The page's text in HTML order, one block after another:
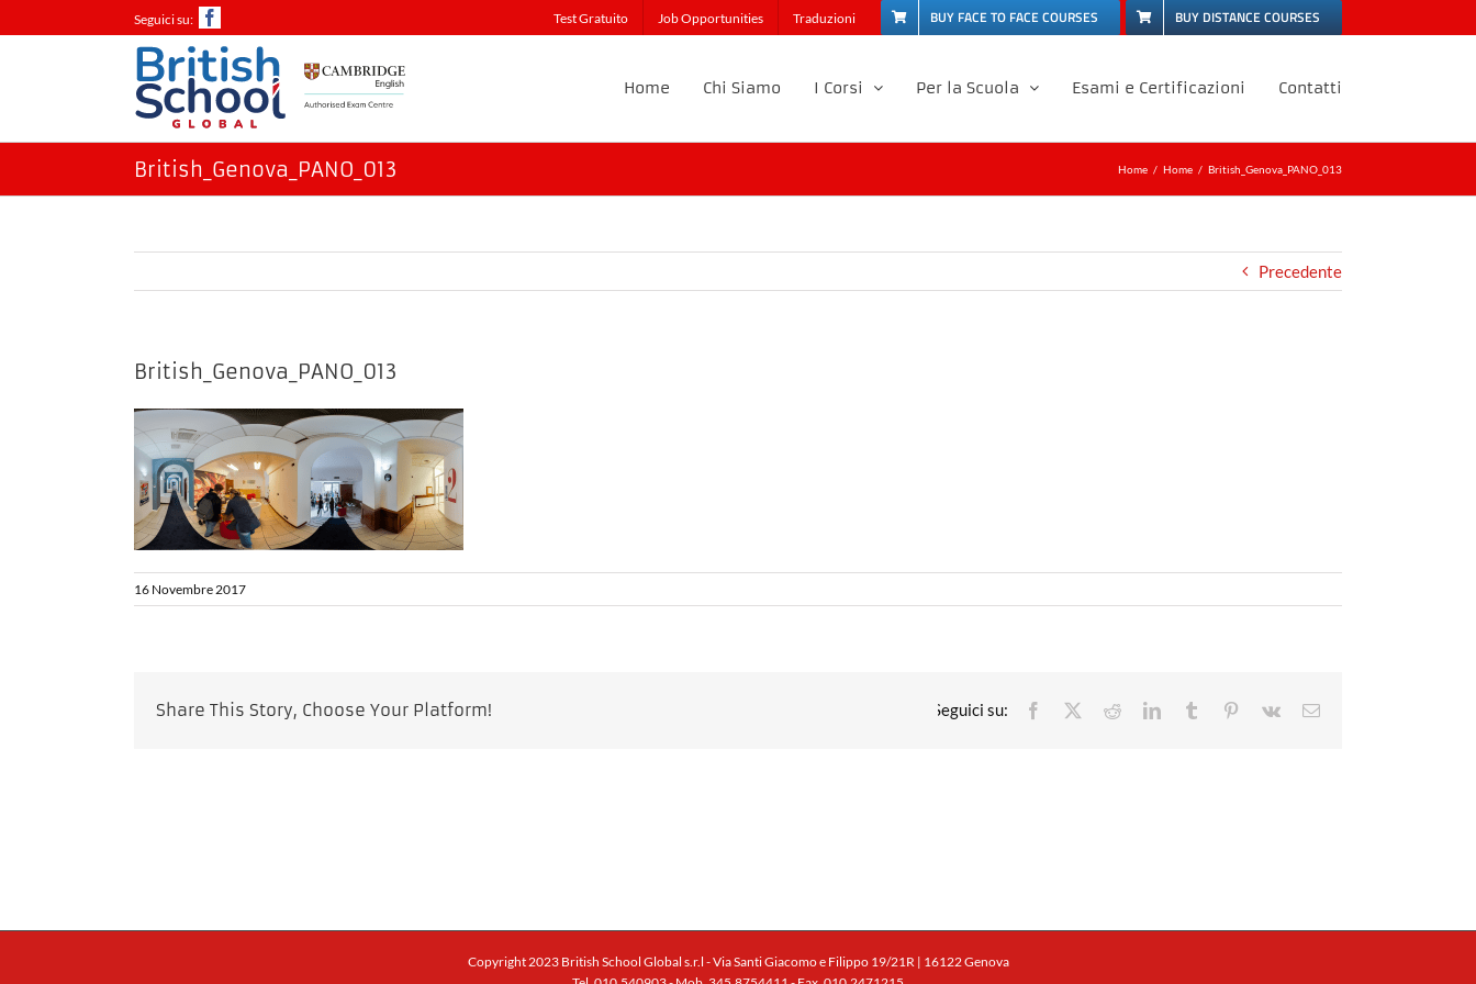
al
Facebook Test Gratuito Job Opportunities Traduzioni BUY FACE TO FACE COURSES BUY DISTANCE COURSES
Home Chi Siamo I Corsi Per la Scuola Esami e Certificazioni Contatti
British_Genova_PANO_013 Home Home British_Genova_PANO_013
Precedente
British_Genova_PANO_013
16 Novembre 2017
Share This Story, Choose Your Platform! Facebook RedditLinkedInTumblr Pinterest
Vk Email
Copyright 2023 British School Global s.r.l - Via Santi Giacomo e Filippo 19/21R | 16122 Genova